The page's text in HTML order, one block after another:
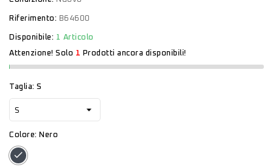
Riferimento: B64600
Disponibile: 1 Articolo
Attenzione! Solo 1 Prodotti ancora disponibili!
Taglia: S
Colore: Nero
Nero